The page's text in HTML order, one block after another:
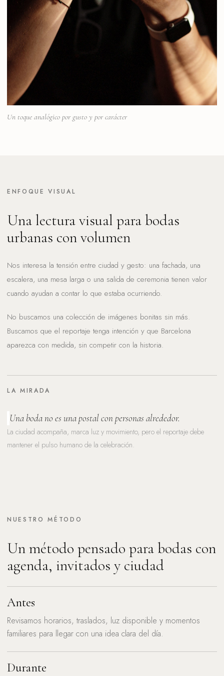
Un toque analógico por gusto y por carácter
ENFOQUE VISUAL
Una lectura visual para bodas
urbanas con volumen
Nos interesa la tensión entre ciudad y gesto: una fachada, una
escalera, una mesa larga o una salida de ceremonia tienen valor
cuando ayudan a contar lo que estaba ocurriendo.
No buscamos una colección de imágenes bonitas sin más.
Buscamos que el reportaje tenga intención y que Barcelona
aparezca con medida, sin competir con la historia.
LA MIRADA
Una boda no es una postal con personas alrededor.
La ciudad acompaña, marca luz y movimiento, pero el reportaje debe
mantener el pulso humano de la celebración.
NUESTRO MÉTODO
Un método pensado para bodas con
agenda, invitados y ciudad
Antes
Revisamos horarios, traslados, luz disponible y momentos
familiares para llegar con una idea clara del día.
Durante